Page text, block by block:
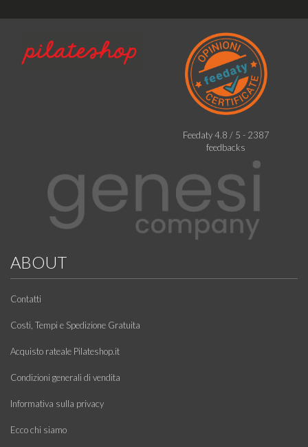
Feedaty4.8 / 5 - 2387
feedbacks
ABOUT
Contatti
Costi, Tempi e Spedizione Gratuita
Acquisto rateale Pilateshop.it
Condizioni generali di vendita
Informativa sulla privacy
Ecco chi siamo